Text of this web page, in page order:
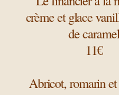
crème et glace
de caramel
11€
Abricot, romarin